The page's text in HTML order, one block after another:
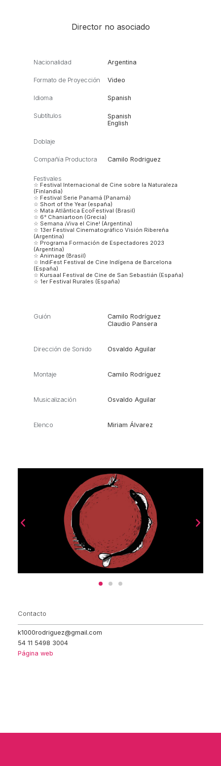
Director no asociado
Nacionalidad Argentina
Formato de Proyección Video
Idioma Spanish
Subtítulos
Spanish
English
Doblaje
Compañía Productora Camilo Rodriguez
Festivales
☆ Festival Internacional de Cine sobre la Naturaleza
(Finlandia)
☆ Festival Serie Panamá (Panamá)
☆ Short of the Year (españa)
☆ Mata Atlântica EcoFestival (Brasil)
☆ 6° Chaniartoon (Grecia)
☆ Semana ¡Viva el Cine! (Argentina)
☆ 13er Festival Cinematográfico Visión Ribereña
(Argentina)
☆ Programa Formación de Espectadores 2023
(Argentina)
☆ Animage (Brasil)
☆ IndiFest Festival de Cine Indígena de Barcelona
(España)
☆ Kursaal Festival de Cine de San Sebastián (España)
☆ 1er Festival Rurales (España)
Guión
Camilo Rodríguez
Claudio Pansera
Dirección de Sonido Osvaldo Aguilar
Montaje Camilo Rodríguez
Musicalización Osvaldo Aguilar
Elenco Miriam Álvarez
Contacto
k1000rodriguez@gmail.com
54 11 5498 3004
Página web